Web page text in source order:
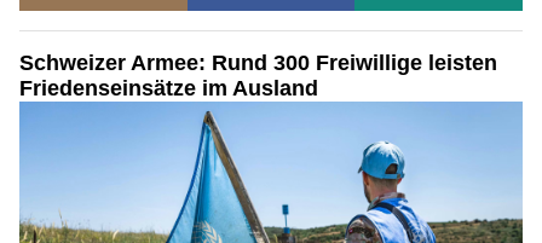
Schweizer Armee: Rund 300 Freiwillige leisten
Friedenseinsätze im Ausland